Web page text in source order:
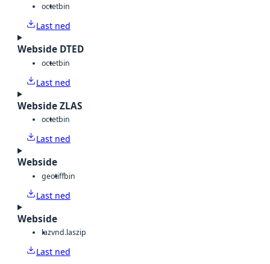
octetbin
Last ned
Webside DTED
octetbin
Last ned
Webside ZLAS
octetbin
Last ned
Webside
geotiffbin
Last ned
Webside
lazvnd.laszip
Last ned